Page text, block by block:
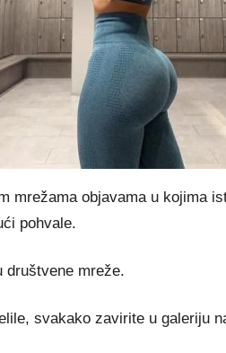
mrežama objavama u kojima
pohvale.
društvene mreže.
svakako zavirite u galeriju